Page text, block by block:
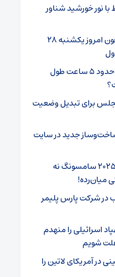
نور خورشید شناور
قیمت انواع گوشی آیفون امروز یکشنبه ۲۸
بازی چلسی و بنفیکا حدود ۵ ساعت طول
برای تبدیل وضعیت
ساخت‌وساز جدید در سایت
پرفروش‌ترین گوشی ۲۰۲۵ سامسونگ نه
میان‌رده!
شرکت پارس پلیمر
رضایی: ۸۰ پهپاد اسرائیلی را منهدم
شویم
در آمریکای لاتین را